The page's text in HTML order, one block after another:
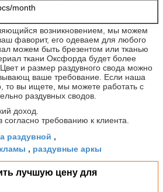
month
возникновением, мы можем
фаворит, его одеваем для любого
можем быть брезентом или тканью
ткани Оксфорда будет более
и размер раздувного свода можно
ваше требование. Если наша
то вы ищете, мы можете работать с
раздувных сводов.
доход.
требованию к клиента.
раздувной ,
, раздувные аркы
лучшую цену для